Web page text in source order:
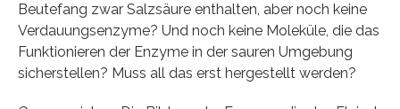
Beutefang zwar Salzsäure enthalten, aber noch keine
Verdauungsenzyme? Und noch keine Moleküle, die das
Funktionieren der Enzyme in der sauren Umgebung
sicherstellen? Muss all das erst hergestellt werden?